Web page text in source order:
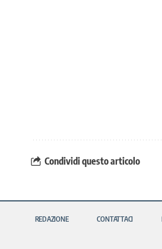
Condividi questo articolo
REDAZIONE CONTATTACI